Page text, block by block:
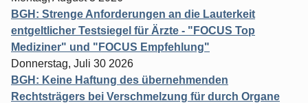
BGH: Strenge Anforderungen an die Lauterkeit
entgeltlicher Testsiegel für Ärzte - "FOCUS Top
Mediziner" und "FOCUS Empfehlung"
Donnerstag, Juli 30 2026
BGH: Keine Haftung des übernehmenden
Rechtsträgers bei Verschmelzung für durch Organe